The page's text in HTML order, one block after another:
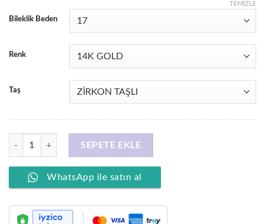
Bileklik Beden
Renk
Taş
TEMIZLE
XUPING JEWELRY 14 Ayar Altın Kaplama Zirkon Model Taşlı Bileklik
SEPETE EKLE
WhatsApp ile satın al